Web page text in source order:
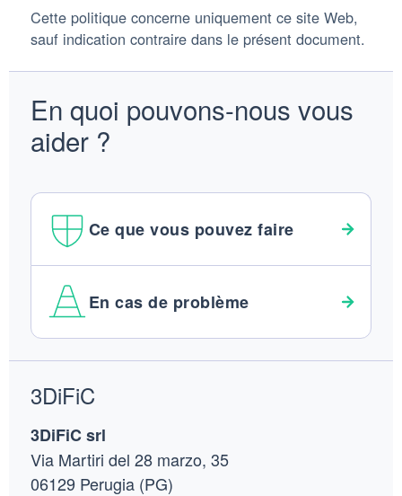
Cette politique concerne uniquement ce site Web,
sauf indication contraire dans le présent document.
En quoi pouvons-nous vous
aider ?
Ce que vous pouvez faire
En cas de problème
3DiFiC
3DiFiC srl
Via Martiri del 28 marzo, 35
06129 Perugia (PG)